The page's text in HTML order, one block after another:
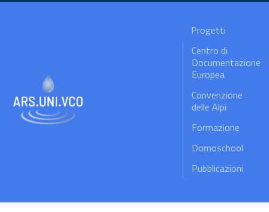
Progetti
Centro di
Documentazione
Europea
Convenzione
delle Alpi
Formazione
Domoschool
Pubblicazioni